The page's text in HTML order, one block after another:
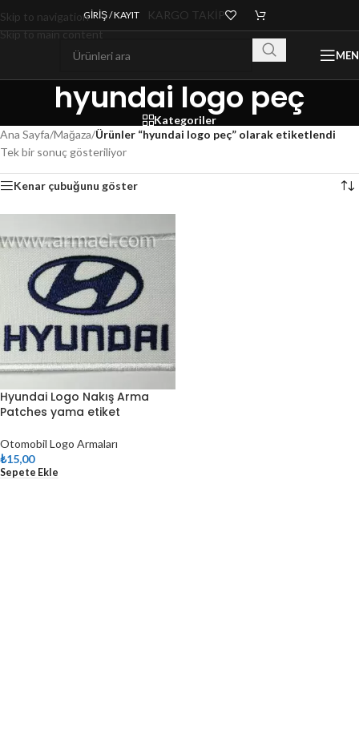
Skip to navigation
Skip to main content
GIRIŞ / KAYIT KARGO TAKİP
hyundai logo peç
Kategoriler
Ana Sayfa/Mağaza/Ürünler “hyundai logo peç” olarak etiketlendi
Tek bir sonuç gösteriliyor
Kenar çubuğunu göster
Hyundai Logo Nakış Arma
Patches yama etiket
Otomobil Logo Armaları
₺15,00
Sepete Ekle